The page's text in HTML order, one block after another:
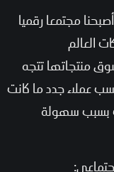
مجتمعا رقميا
العالم
منتجاتها تتجه
عملاء جدد ما كانت
بسبب سهولة